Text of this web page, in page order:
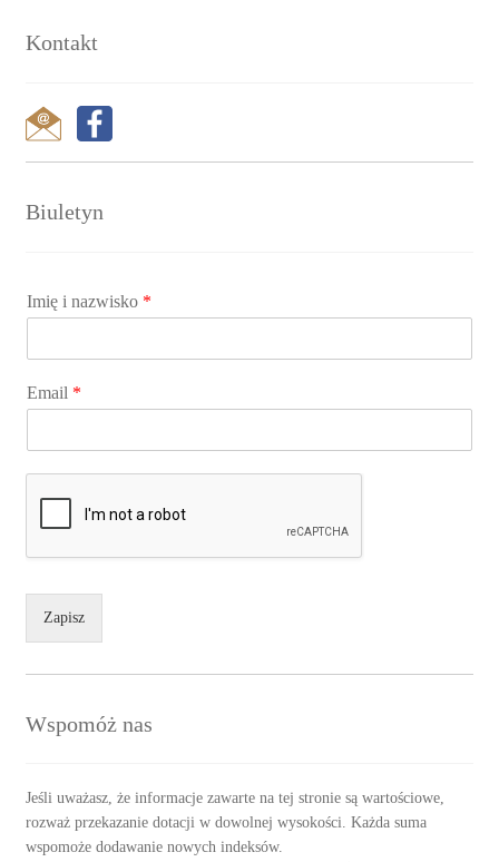
Kontakt
Biuletyn
Imię i nazwisko *
Email *
Zapisz
Wspomóż nas
Jeśli uważasz, że informacje zawarte na tej stronie są wartościowe,
rozważ przekazanie dotacji w dowolnej wysokości. Każda suma
wspomoże dodawanie nowych indeksów.